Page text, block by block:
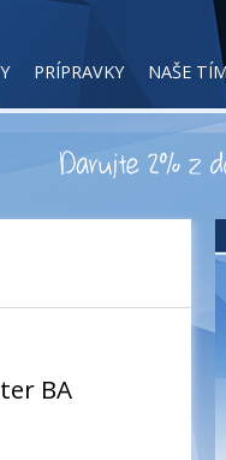
PRÍPRAVKY NAŠE
BA